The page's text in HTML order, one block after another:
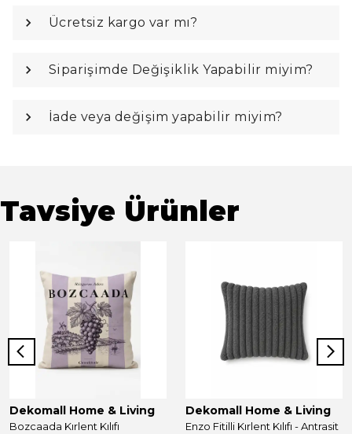
Ücretsiz kargo var mı?
Siparişimde Değişiklik Yapabilir miyim?
İade veya değişim yapabilir miyim?
Tavsiye Ürünler
Dekomall Home & Living
Bozcaada Kırlent Kılıfı
Dekomall Home & Living
Enzo Fitilli Kırlent Kılıfı - Antrasit